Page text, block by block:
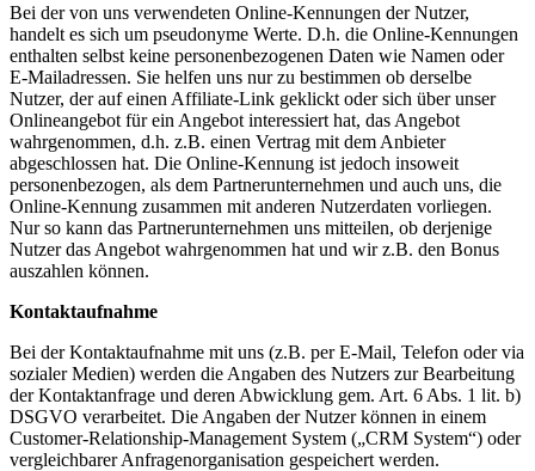
Bei der von uns verwendeten Online-Kennungen der Nutzer,
handelt es sich um pseudonyme Werte. D.h. die Online-Kennungen
enthalten selbst keine personenbezogenen Daten wie Namen oder
E-Mailadressen. Sie helfen uns nur zu bestimmen ob derselbe
Nutzer, der auf einen Affiliate-Link geklickt oder sich über unser
Onlineangebot für ein Angebot interessiert hat, das Angebot
wahrgenommen, d.h. z.B. einen Vertrag mit dem Anbieter
abgeschlossen hat. Die Online-Kennung ist jedoch insoweit
personenbezogen, als dem Partnerunternehmen und auch uns, die
Online-Kennung zusammen mit anderen Nutzerdaten vorliegen.
Nur so kann das Partnerunternehmen uns mitteilen, ob derjenige
Nutzer das Angebot wahrgenommen hat und wir z.B. den Bonus
auszahlen können.
Kontaktaufnahme
Bei der Kontaktaufnahme mit uns (z.B. per E-Mail, Telefon oder via
sozialer Medien) werden die Angaben des Nutzers zur Bearbeitung
der Kontaktanfrage und deren Abwicklung gem. Art. 6 Abs. 1 lit. b)
DSGVO verarbeitet. Die Angaben der Nutzer können in einem
Customer-Relationship-Management System („CRM System“) oder
vergleichbarer Anfragenorganisation gespeichert werden.